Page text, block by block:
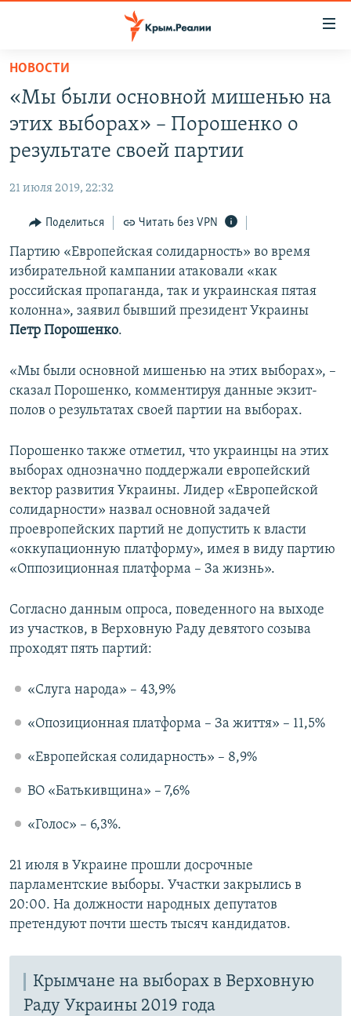
Вернуться
основному
содержанию
главной
Вернутся
поиску
НОВОСТИ
СПЕЦПРОЕКТЫ
11 ЛЕТ ОККУПАЦИИ КРЫМА. 11 ИСТОРИЙ СОПРОТИВЛЕНИЯ
ЕЩЕ
ИНТЕРАКТИВ
ИНФОГРАФИКА
ТЕЛЕПРОЕКТ КРЫМ.РЕАЛИИ
СОВЕТЫ ПРАВОЗАЩИТНИКОВ
ПРОПАВШИЕ БЕЗ ВЕСТИ
ПОБЕДИТЕЛЕЙ НЕ СУДЯТ?
КРЫМ.НЕПОКОРЕННЫЙ
УКРАИНСКАЯ ПРОБЛЕМА КРЫМА
РАДІО СВОБОДА
КАК ОБОЙТИ БЛОКИРОВКУ
Українською
Qırımtatar
ПРИСОЕДИНЯЙТЕСЬ!
Все сайты RFE/RL
НОВОСТИ
«Мы были основной мишенью на
этих выборах» – Порошенко о
результате своей партии
21 июля 2019, 22:32
Поделиться Читать без VPN
Партию «Европейская солидарность» во время
избирательной кампании атаковали «как
российская пропаганда, так и украинская пятая
колонна», заявил бывший президент Украины
Петр Порошенко.
«Мы были основной мишенью на этих выборах», –
сказал Порошенко, комментируя данные экзит-
полов о результатах своей партии на выборах.
Порошенко также отметил, что украинцы на этих
выборах однозначно поддержали европейский
вектор развития Украины. Лидер «Европейской
солидарности» назвал основной задачей
проевропейских партий не допустить к власти
«оккупационную платформу», имея в виду партию
«Оппозиционная платформа – За жизнь».
Согласно данным опроса, поведенного на выходе
из участков, в Верховную Раду девятого созыва
проходят пять партий:
«Слуга народа» – 43,9%
«Опозиционная платформа – За життя» – 11,5%
«Европейская солидарность» – 8,9%
ВО «Батькивщина» – 7,6%
«Голос» – 6,3%.
21 июля в Украине прошли досрочные
парламентские выборы. Участки закрылись в
20:00. На должности народных депутатов
претендуют почти шесть тысяч кандидатов.
Крымчане на выборах в Верховную
Раду Украины 2019 года